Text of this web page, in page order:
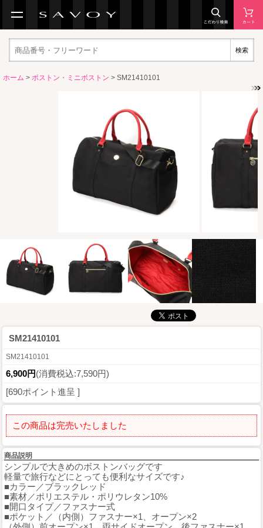
検索
ホーム > ボストン・ミニボストン > SM21410101
SM21410101
SM21410101
6,900円(消費税込:7,590円)
[690ポイント進呈 ]
この商品は完売いたしました
商品説明
シンプルで大きめのボストンバッグです
軽量で旅行などにとっても便利なサイズです♪
■カラー／ブラックレッド
■素材／ポリエステル・ポリウレタン10%
■開口タイプ／ファスナー式
■ポケット／（内側）ファスナー×1、オープン×2